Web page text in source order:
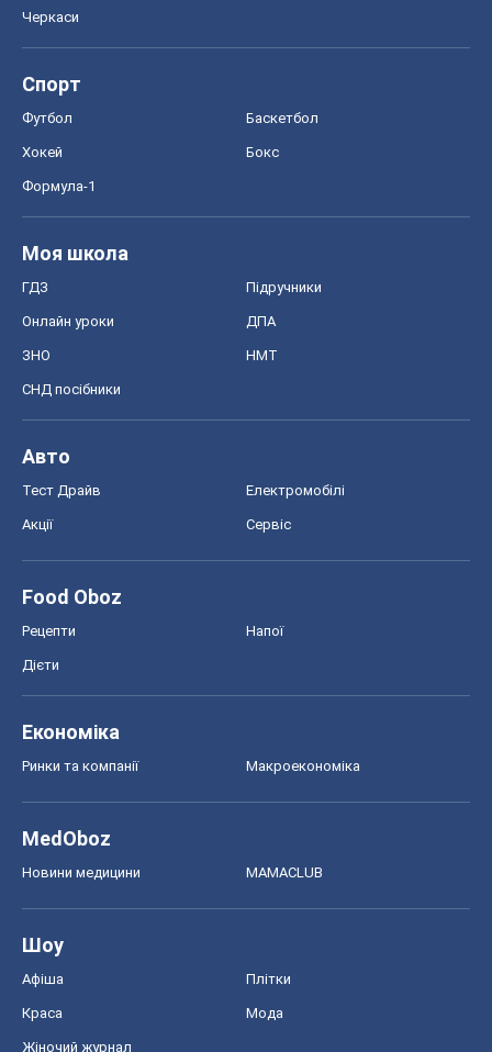
Черкаси
Спорт
Футбол Баскетбол
Хокей Бокс
Формула-1
Моя школа
ГДЗ Підручники
Онлайн уроки ДПА
ЗНО НМТ
СНД посібники
Авто
Тест Драйв Електромобілі
Акції Сервіс
Food Oboz
Рецепти Напої
Дієти
Економіка
Ринки та компанії Макроекономіка
MedOboz
Новини медицини MAMACLUB
Шоу
Афіша Плітки
Краса Мода
Жіночий журнал